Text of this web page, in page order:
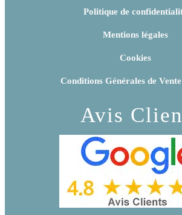
Politique de
Mentions légales
Cookies
Conditions Générales de
Avis